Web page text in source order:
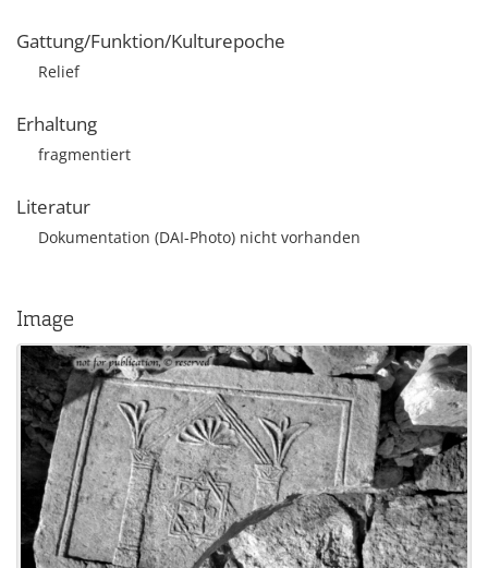
Gattung/Funktion/Kulturepoche
Relief
Erhaltung
fragmentiert
Literatur
Dokumentation (DAI-Photo) nicht vorhanden
Image